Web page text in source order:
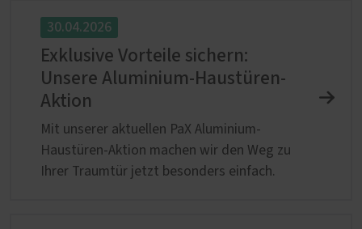
30.04.2026
Exklusive Vorteile sichern:
Unsere Aluminium-Haustüren-
Aktion
Mit unserer aktuellen PaX Aluminium-
Haustüren-Aktion machen wir den Weg zu
Ihrer Traumtür jetzt besonders einfach.